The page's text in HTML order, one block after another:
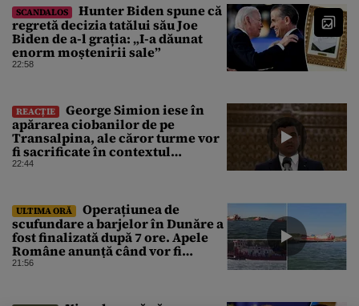
SCANDALOS
Hunter Biden spune că
regretă decizia tatălui său Joe
Biden de a-l grația: „I-a dăunat
enorm moștenirii sale”
22:58
REACȚIE
George Simion iese în
apărarea ciobanilor de pe
Transalpina, ale căror turme vor
fi sacrificate în contextul
focarului de variolă ovină
22:44
ULTIMA ORĂ
Operațiunea de
scufundare a barjelor în Dunăre a
fost finalizată după 7 ore. Apele
Române anunță când vor fi
simțite efectele
21:56